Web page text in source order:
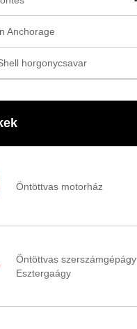
Anchorage
horgonycsavar
Öntöttvas motorház
Öntöttvas szerszámgépágy
Esztergaágy